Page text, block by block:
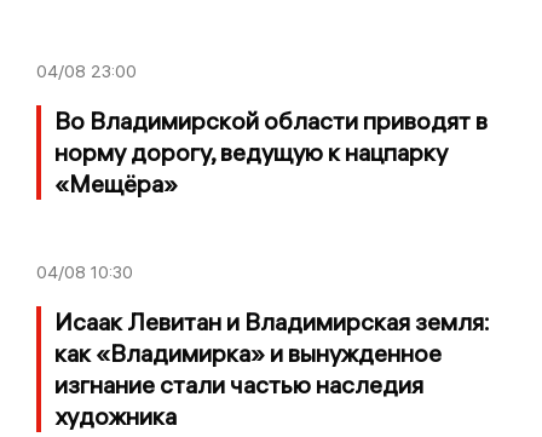
04/08 23:00
Во Владимирской области приводят в
норму дорогу, ведущую к нацпарку
«Мещёра»
04/08 10:30
Исаак Левитан и Владимирская земля:
как «Владимирка» и вынужденное
изгнание стали частью наследия
художника